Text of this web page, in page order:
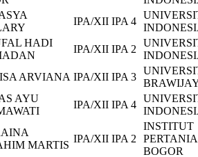
IPA/XII IPA 4
HADI
IPA/XII IPA 2
ARVIANA IPA/XII IPA 3
AYU
IPA/XII IPA 4
MARTIS
IPA/XII IPA 2
INSTITUT
BOGOR